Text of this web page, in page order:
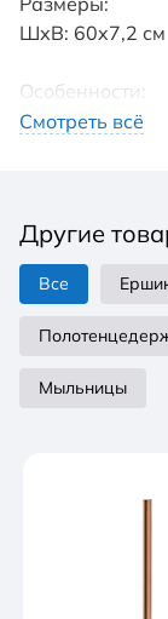
ШхВ: 60x7,2 см
Особенности:
Нержавеющая
монтажный
Смотреть всё
Другие
Все
Мыльницы